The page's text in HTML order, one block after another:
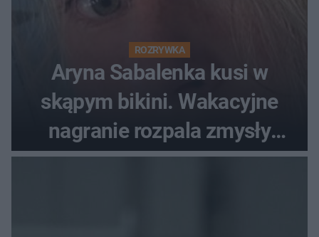
ROZRYWKA
Aryna Sabalenka kusi w
skąpym bikini. Wakacyjne
nagranie rozpala zmysły
fanów